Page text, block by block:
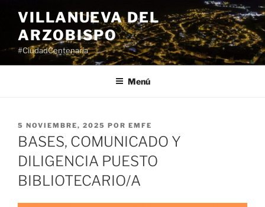
contenido
VILLANUEVA DEL
ARZOBISPO
#CiudadCentenaria
Menú
PUBLICADO
EL
5 NOVIEMBRE, 2025 POR EMFE
BASES, COMUNICADO Y
DILIGENCIA PUESTO
BIBLIOTECARIO/A